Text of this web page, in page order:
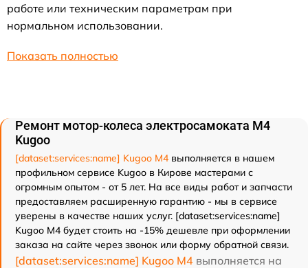
работе или техническим параметрам при
нормальном использовании.
Показать полностью
Ремонт мотор-колеса электросамоката M4
Kugoo
[dataset:services:name] Kugoo M4 выполняется в нашем
профильном сервисе Kugoo в Кирове мастерами с
огромным опытом - от 5 лет. На все виды работ и запчасти
предоставляем расширенную гарантию - мы в сервисе
уверены в качестве наших услуг. [dataset:services:name]
Kugoo M4 будет стоить на -15% дешевле при оформлении
заказа на сайте через звонок или форму обратной связи.
[dataset:services:name] Kugoo M4 выполняется на